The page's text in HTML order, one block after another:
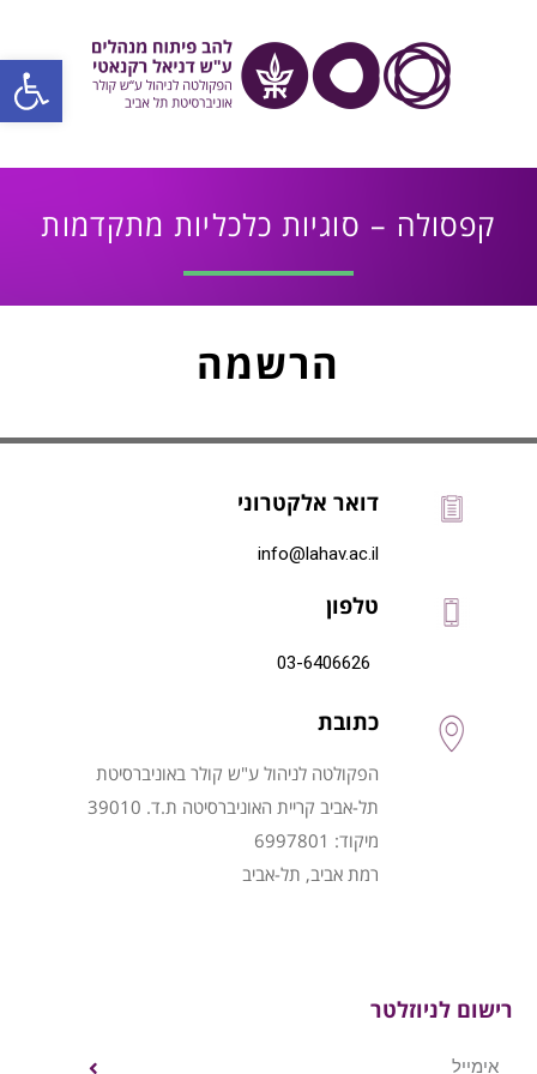
פתח
קפסולה – סוגיות כלכליות מתקדמות
הרשמה
דואר אלקטרוני
info@lahav.ac.il
טלפון
03-6406626
כתובת
הפקולטה לניהול ע"ש קולר באוניברסיטת
תל-אביב קריית האוניברסיטה ת.ד. 39010
מיקוד: 6997801
רמת אביב, תל-אביב
רישום לניוזלטר